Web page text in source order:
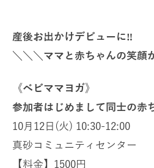
産後お出かけデビューに‼︎
＼＼＼ママと赤ちゃんの笑顔
《ベビママヨガ》
参加者はじめまして同士の赤
10月 12日 (火) 10:30-12:00
真砂コミュニティセンター
【料金】 1500円